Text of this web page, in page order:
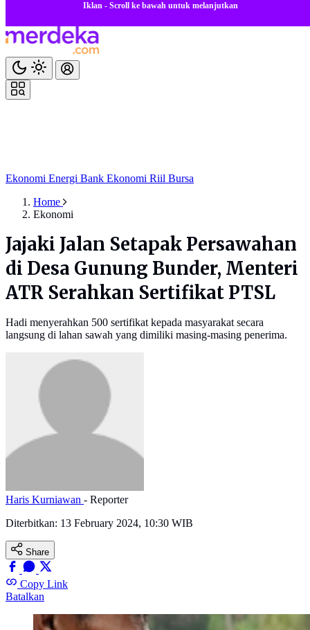
Iklan - Scroll ke bawah untuk melanjutkan
Ekonomi Energi Bank Ekonomi Riil Bursa
Home
Ekonomi
Jajaki Jalan Setapak Persawahan
di Desa Gunung Bunder, Menteri
ATR Serahkan Sertifikat PTSL
Hadi menyerahkan 500 sertifikat kepada masyarakat secara
langsung di lahan sawah yang dimiliki masing-masing penerima.
Haris Kurniawan - Reporter
Diterbitkan: 13 February 2024, 10:30 WIB
Share
Copy Link
Batalkan